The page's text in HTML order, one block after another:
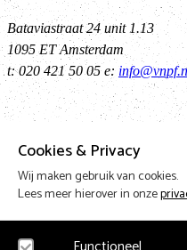
Cookies & Privacy
Wij maken gebruik van cookies.
Lees meer hierover in onze
Bataviastraat 24 unit 1.13
1095 ET Amsterdam
t: 020 421 50 05 e:
VNPF behartigt de collectieve
Nederland